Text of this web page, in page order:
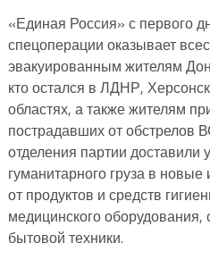
«Единая Россия» с первого
спецоперации оказывает
эвакуированным жителям
кто остался в ЛДНР,
областях, а также жителям
пострадавших от обстрелов
отделения партии доставили
гуманитарного груза в
от продуктов и средств
медицинского оборудования,
бытовой техники.